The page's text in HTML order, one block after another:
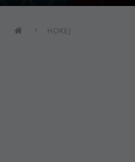
HOKEJ